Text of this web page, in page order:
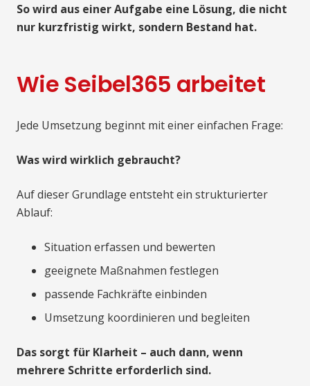
So wird aus einer Aufgabe eine Lösung, die nicht
nur kurzfristig wirkt, sondern Bestand hat.
Wie Seibel365 arbeitet
Jede Umsetzung beginnt mit einer einfachen Frage:
Was wird wirklich gebraucht?
Auf dieser Grundlage entsteht ein strukturierter
Ablauf:
Situation erfassen und bewerten
geeignete Maßnahmen festlegen
passende Fachkräfte einbinden
Umsetzung koordinieren und begleiten
Das sorgt für Klarheit – auch dann, wenn
mehrere Schritte erforderlich sind.